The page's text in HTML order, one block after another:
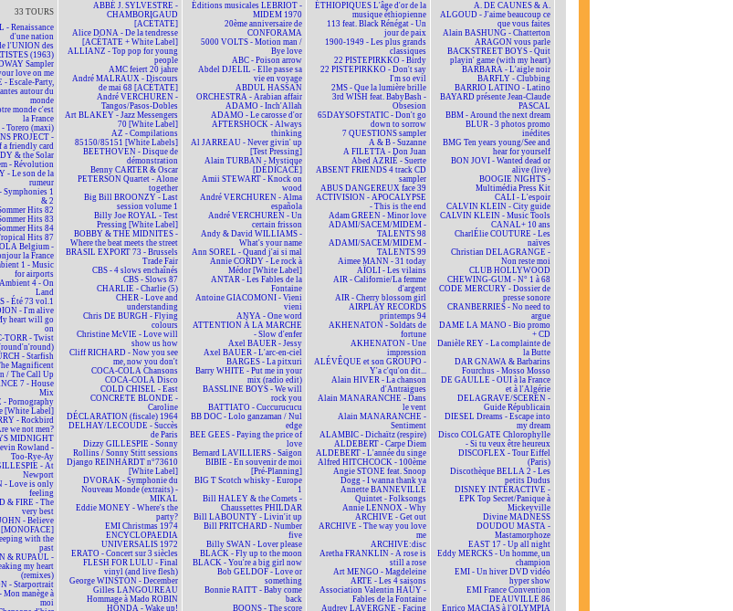
33 TOURS
- Renaissance
d'une nation
l'UNION des
(1963)
Sampler
love on me
- Escale-Party,
autour du
monde
monde c'est
la France
Torero (maxi)
PROJECT -
a friendly card
& the Solar
- Révolution
- Le son de la
rumeur
1
& 2
Hits 82
Hits 83
Hits 84
Hits 87
Belgium -
la France
1 - Music
for airports
4 - On
Land
- Été 73 vol.1
- I'm alive
heart will go
on
TORR - Twist
- Starfish
Magnificent
/ The Call Up
7 - House
Mix
- Pornography
[White Label]
- Rockbird
we not men?
MIDNIGHT
Rowland -
Too-Rye-Ay
- At
Newport
- Love is only
feeling
& FIRE - The
very best
- Believe
[MONOFACE]
with the
past
& RUPAUL -
my heart
(remixes)
- Starportrait
manège à
moi
ABBÉ J. SYLVESTRE -
CHAMBORIGAUD
[ACÉTATE]
Alice DONA - De la tendresse
[ACÉTATE + White Label]
ALLIANZ - Top pop for young
people
AMC feiert 20 jahre
André MALRAUX - Discours
de mai 68 [ACÉTATE]
André VERCHUREN -
Tangos/Pasos-Dobles
Art BLAKEY - Jazz Messengers
70 [White Label]
AZ - Compilations
85150/85151 [White Labels]
BEETHOVEN - Disque de
démonstration
Benny CARTER & Oscar
PETERSON Quartet - Alone
together
Big Bill BROONZY - Last
session volume 1
Billy Joe ROYAL - Test
Pressing [White Label]
BOBBY & THE MIDNITES -
Where the beat meets the street
BRASIL EXPORT 73 - Brussels
Trade Fair
CBS - 4 slows enchaînés
CBS - Slows 87
CHARLIE - Charlie (5)
CHER - Love and
understanding
Chris DE BURGH - Flying
colours
Christine McVIE - Love will
show us how
Cliff RICHARD - Now you see
me, now you don't
COCA-COLA Chansons
COCA-COLA Disco
COLD CHISEL - East
CONCRETE BLONDE -
Caroline
DÉCLARATION (fiscale) 1964
DELHAY/LECOUDE - Succès
de Paris
Dizzy GILLESPIE - Sonny
Rollins / Sonny Stitt sessions
Django REINHARDT n°73610
[White Label]
DVORAK - Symphonie du
Nouveau Monde (extraits) -
MIKAL
Eddie MONEY - Where's the
party?
EMI Christmas 1974
ENCYCLOPAEDIA
UNIVERSALIS 1972
ERATO - Concert sur 3 siècles
FLESH FOR LULU - Final
vinyl (and live flesh)
George WINSTON - December
Gilles LANGOUREAU
Hommage à Mado ROBIN
HONDA - Wake up!
Éditions musicales LEBRIOT -
MIDEM 1970
20ème anniversaire de
CONFORAMA
5000 VOLTS - Motion man /
Bye love
ABC - Poison arrow
Abdel DJELIL - Elle passe sa
vie en voyage
ABDUL HASSAN
ORCHESTRA - Arabian affair
ADAMO - Inch'Allah
ADAMO - Le carosse d'or
AFTERSHOCK - Always
thinking
Al JARREAU - Never givin' up
[Test Pressing]
Alain TURBAN - Mystique
[DÉDICACÉ]
Amii STEWART - Knock on
wood
André VERCHUREN - Alma
española
André VERCHUREN - Un
certain frisson
Andy & David WILLIAMS -
What's your name
Ann SOREL - Quand j'ai si mal
Annie CORDY - Le rock à
Médor [White Label]
ANTAR - Les Fables de la
Fontaine
Antoine GIACOMONI - Vieni
vieni
ANYA - One word
ATTENTION À LA MARCHE
- Slow d'enfer
Axel BAUER - Jessy
Axel BAUER - L'arc-en-ciel
BARGES - La pitxuri
Barry WHITE - Put me in your
mix (radio edit)
BASSLINE BOYS - We will
rock you
BATTIATO - Cuccurucucu
BB DOC - Lolo ganzaman / Nul
edge
BEE GEES - Paying the price of
love
Bernard LAVILLIERS - Saïgon
BIBIE - En souvenir de moi
[Pré-Planning]
BIG T Scotch whisky - Europe
1
Bill HALEY & the Comets -
Chaussettes PHILDAR
Bill LABOUNTY - Livin'it up
Bill PRITCHARD - Number
five
Billy SWAN - Lover please
BLACK - Fly up to the moon
BLACK - You're a big girl now
Bob GELDOF - Love or
something
Bonnie RAITT - Baby come
back
BOONS - The score
ÉTHIOPIQUES L'âge d'or de la
musique éthiopienne
113 feat. Black Rénégat - Un
jour de paix
1900-1949 - Les plus grands
classiques
22 PISTEPIRKKO - Birdy
22 PISTEPIRKKO - Don't say
I'm so evil
2MS - Que la lumière brille
3rd WISH feat. BabyBash -
Obsesion
65DAYSOFSTATIC - Don't go
down to sorrow
7 QUESTIONS sampler
A & B - Suzanne
A FILETTA - Don Juan
Abed AZRIÉ - Suerte
ABSENT FRIENDS 4 track CD
sampler
ABUS DANGEREUX face 39
ACTIVISION - APOCALYPSE
- This is the end
Adam GREEN - Minor love
ADAMI/SACEM/MIDEM -
TALENTS 98
ADAMI/SACEM/MIDEM -
TALENTS 99
Aimee MANN - 31 today
AÏOLI - Les vilains
AIR - Californie/La femme
d'argent
AIR - Cherry blossom girl
AIRPLAY RECORDS
printemps 94
AKHENATON - Soldats de
fortune
AKHENATON - Une
impression
ALÉVÊQUE et son GROUPO -
Y'a c'qu'on dit...
Alain HIVER - La chanson
d'Antraigues
Alain MANARANCHE - Dans
le vent
Alain MANARANCHE -
Sentiment
ALAMBIC - Dichaïtz (respire)
ALDEBERT - Carpe Diem
ALDEBERT - L'année du singe
Alfred HITCHCOCK - 100ème
Angie STONE feat. Snoop
Dogg - I wanna thank ya
Annette BANNEVILLE
Quintet - Folksongs
Annie LENNOX - Why
ARCHIVE - Get out
ARCHIVE - The way you love
me
ARCHIVE:disc
Aretha FRANKLIN - A rose is
still a rose
Art MENGO - Magdeleine
ARTE - Les 4 saisons
Association Valentin HAÜY -
Fables de la Fontaine
Audrey LAVERGNE - Facing
A. DE CAUNES & A.
ALGOUD - J'aime beaucoup ce
que vous faites
Alain BASHUNG - Chatterton
ARAGON vous parle
BACKSTREET BOYS - Quit
playin' game (with my heart)
BARBARA - L'aigle noir
BARFLY - Clubbing
BARRIO LATINO - Latino
BAYARD présente Jean-Claude
PASCAL
BBM - Around the next dream
BLUR - 3 photos promo
inédites
BMG Ten years young/See and
hear for yourself
BON JOVI - Wanted dead or
alive (live)
BOOGIE NIGHTS -
Multimédia Press Kit
CALI - L'espoir
CALVIN KLEIN - City guide
CALVIN KLEIN - Music Tools
CANAL+ 10 ans
CharlÉlie COUTURE - Les
naïves
Christian DELAGRANGE -
Non reste moi
CLUB HOLLYWOOD
CHEWING-GUM - N° 1 à 68
CODE MERCURY - Dossier de
presse sonore
CRANBERRIES - No need to
argue
DAME LA MANO - Bio promo
+ CD
Danièle REY - La complainte de
la Butte
DAR GNAWA & Barbarins
Fourchus - Mosso Mosso
DE GAULLE - OUI à la France
et à l'Algérie
DELAGRAVE/SCEREN -
Guide Républicain
DIESEL Dreams - Escape into
my dream
Disco COLGATE Chlorophylle
- Si tu veux être heureux
DISCOFLEX - Tour Eiffel
(Paris)
Discothèque BELLA 2 - Les
petits Dudus
DISNEY INTERACTIVE -
EPK Top Secret/Panique à
Mickeyville
Divine MADNESS
DOUDOU MASTA -
Mastamorphoze
EAST 17 - Up all night
Eddy MERCKS - Un homme, un
champion
EMI - Un hiver DVD vidéo
hyper show
EMI France Convention
DEAUVILLE 86
Enrico MACIAS à l'OLYMPIA